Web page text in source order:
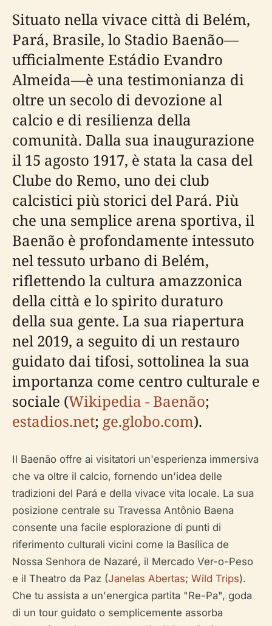
Situato nella vivace città di Belém,
Pará, Brasile, lo Stadio Baenão—
ufficialmente Estádio Evandro
Almeida—è una testimonianza di
oltre un secolo di devozione al
calcio e di resilienza della
comunità. Dalla sua inaugurazione
il 15 agosto 1917, è stata la casa del
Clube do Remo, uno dei club
calcistici più storici del Pará. Più
che una semplice arena sportiva, il
Baenão è profondamente intessuto
nel tessuto urbano di Belém,
riflettendo la cultura amazzonica
della città e lo spirito duraturo
della sua gente. La sua riapertura
nel 2019, a seguito di un restauro
guidato dai tifosi, sottolinea la sua
importanza come centro culturale e
sociale (Wikipedia - Baenão;
estadios.net; ge.globo.com).
Il Baenão offre ai visitatori un'esperienza immersiva
che va oltre il calcio, fornendo un'idea delle
tradizioni del Pará e della vivace vita locale. La sua
posizione centrale su Travessa Antônio Baena
consente una facile esplorazione di punti di
riferimento culturali vicini come la Basílica de
Nossa Senhora de Nazaré, il Mercado Ver-o-Peso
e il Theatro da Paz (Janelas Abertas; Wild Trips).
Che tu assista a un'energica partita "Re-Pa", goda
di un tour guidato o semplicemente assorba